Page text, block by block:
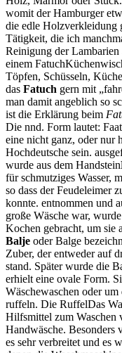
womit der Hamburger
die edle Holzverkleidung
Tätigkeit, die ich
Reinigung der
einem Fatuch
Töpfen, Schüsseln,
das Fatuch gern mit
man damit angeblich so
ist die Erklärung beim
Die nnd. Form lautet:
eine nicht ganz, oder nur
Hochdeutsche sein.
wurde aus dem Handstein
für schmutziges Wasser,
so dass der Feudeleimer
konnte. entnommen und
große Wäsche war,
Kochen gebracht, um sie
Balje oder Balge
Zuber, der entweder auf
stand. Später wurde die
erhielt eine ovale Form.
Wäschewaschen oder
ruffeln. Die RuffelDas
Hilfsmittel zum Waschen
Handwäsche. Besonders
es sehr verbreitet und es